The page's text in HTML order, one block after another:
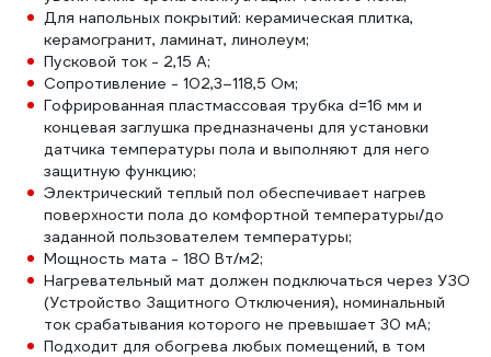
Для напольных покрытий: керамическая плитка,
керамогранит, ламинат, линолеум;
Пусковой ток - 2,15 А;
Сопротивление - 102,3–118,5 Ом;
Гофрированная пластмассовая трубка d=16 мм и
концевая заглушка предназначены для установки
датчика температуры пола и выполняют для него
защитную функцию;
Электрический теплый пол обеспечивает нагрев
поверхности пола до комфортной температуры/до
заданной пользователем температуры;
Мощность мата - 180 Вт/м2;
Нагревательный мат должен подключаться через УЗО
(Устройство Защитного Отключения), номинальный
ток срабатывания которого не превышает 30 мА;
Подходит для обогрева любых помещений, в том